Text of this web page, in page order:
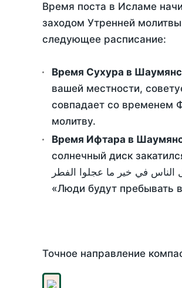
Время поста в Исламе
заходом Утренней
следующее расписание:
Время Сухура в
вашей местности,
совпадает со временем
молитву.
Время Ифтара в
солнечный диск
الناس في خير ما عجلوا الفطر
«Люди будут пребывать
Точное направление